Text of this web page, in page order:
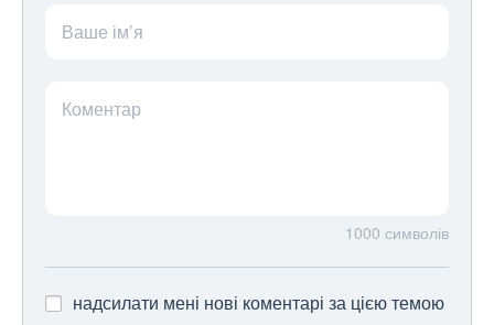
Ваше ім’я
Коментар
1000 символів
надсилати мені нові коментарі за цією темою